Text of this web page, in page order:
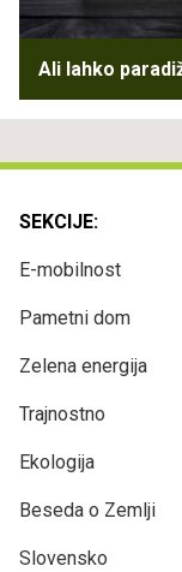
Ali lahko
SEKCIJE:
E-mobilnost
Pametni dom
Zelena energija
Trajnostno
Ekologija
Beseda o Zemlji
Slovensko